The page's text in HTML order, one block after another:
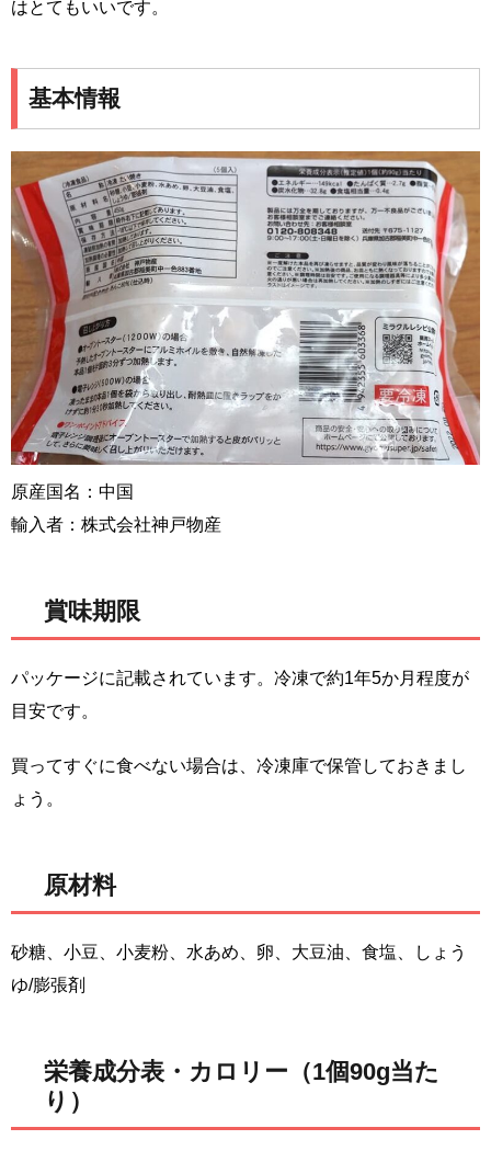
はとてもいいです。
基本情報
原産国名：中国
輸入者：株式会社神戸物産
賞味期限
パッケージに記載されています。冷凍で約1年5か月程度が
目安です。
買ってすぐに食べない場合は、冷凍庫で保管しておきまし
ょう。
原材料
砂糖、小豆、小麦粉、水あめ、卵、大豆油、食塩、しょう
ゆ/膨張剤
栄養成分表・カロリー（1個90g当た
り）